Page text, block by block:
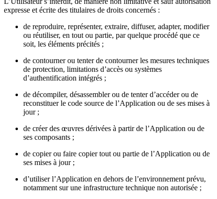
expresse et écrite des titulaires de droits concernés :
de reproduire, représenter, extraire, diffuser, adapter, modifier
ou réutiliser, en tout ou partie, par quelque procédé que ce
soit, les éléments précités ;
de contourner ou tenter de contourner les mesures techniques
de protection, limitations d’accès ou systèmes
d’authentification intégrés ;
de décompiler, désassembler ou de tenter d’accéder ou de
reconstituer le code source de l’Application ou de ses mises à
jour ;
de créer des œuvres dérivées à partir de l’Application ou de
ses composants ;
de copier ou faire copier tout ou partie de l’Application ou de
ses mises à jour ;
d’utiliser l’Application en dehors de l’environnement prévu,
notamment sur une infrastructure technique non autorisée ;